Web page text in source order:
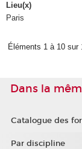
Lieu(x)
Paris
Éléments 1 à 10 sur
Dans la
Catalogue des
Par discipline